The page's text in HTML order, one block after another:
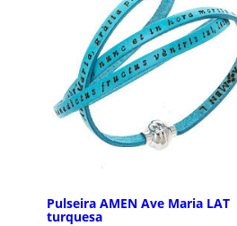
Pulseira AMEN Ave Maria LAT
turquesa